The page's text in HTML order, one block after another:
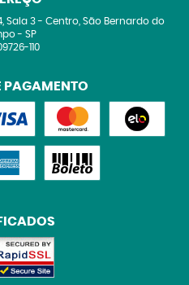
Sala 3- Centro, São Bernardo do
- SP
110
PAGAMENTO